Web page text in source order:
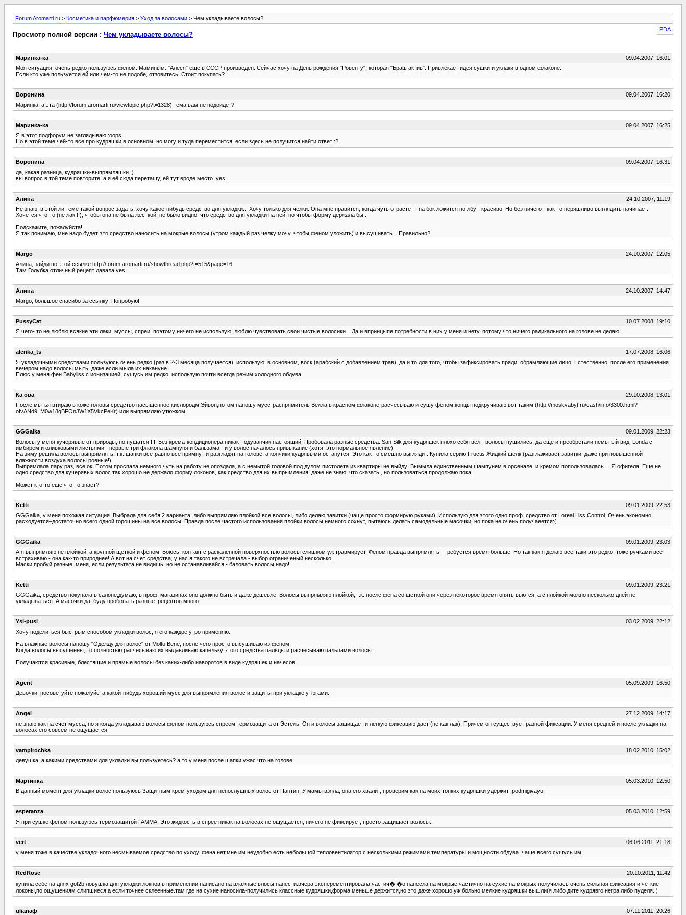
Forum Aromarti.ru > Косметика и парфюмерия > Уход за волосами > Чем укладываете волосы?
PDA
Просмотр полной версии : Чем укладываете волосы?
Маринка-ка
09.04.2007, 16:01
Моя ситуация: очень редко пользуюсь феном. Маминым. "Алеся" еще в СССР произведен. Сейчас хочу на День рождения "Ровенту", которая "Браш актив". Привлекает идея сушки и уклаки в одном флаконе.
Если кто уже пользуется ей или чем-то не подобе, отзовитесь. Стоит покупать?
Воронина
09.04.2007, 16:20
Маринка, а эта (http://forum.aromarti.ru/viewtopic.php?t=1328) тема вам не подойдет?
Маринка-ка
09.04.2007, 16:25
Я в этот подфорум не заглядываю :oops: .
Но в этой теме чей-то все про кудряшки в основном, но могу и туда переместится, если здесь не получится найти ответ :? .
Воронина
09.04.2007, 16:31
да, какая разница, кудряшки-выпрямляшки :)
вы вопрос в той теме повторите, а я её сюда перетащу, ей тут вроде место :yes:
Алина
24.10.2007, 11:19
Не знаю, в этой ли теме такой вопрос задать: хочу какое-нибудь средство для укладки... Хочу только для челки. Она мне нравится, когда чуть отрастет - на бок ложится по лбу - красиво. Но без ничего - как-то неряшливо выглядить начинает.
Хочется что-то (не лак!!!), чтобы она не была жесткой, не было видно, что средство для укладки на ней, но чтобы форму держала бы...
Подскажите, пожалуйста!
Я так понимаю, мне надо будет это средство наносить на мокрые волосы (утром каждый раз челку мочу, чтобы феном уложить) и высушивать... Правильно?
Margo
24.10.2007, 12:05
Алина, зайди по этой ссылке http://forum.aromarti.ru/showthread.php?t=515&page=16
Там Голубка отличный рецепт давала:yes:
Алина
24.10.2007, 14:47
Margo, большое спасибо за ссылку! Попробую!
PussyCat
10.07.2008, 19:10
Я чего- то не люблю всякие эти лаки, муссы, спреи, поэтому ничего не использую, люблю чувствовать свои чистые волосики... Да и впринцыпе потребности в них у меня и нету, потому что ничего радикального на голове не делаю...
alenka_ts
17.07.2008, 16:06
Я укладочными средствами пользуюсь очень редко (раз в 2-3 месяца получается), использую, в основном, воск (арабский с добавлением трав), да и то для того, чтобы зафиксировать пряди, обрамляющие лицо. Естественно, после его применения
вечером надо волосы мыть, даже если мыла их накануне.
Плюс у меня фен Babyliss с ионизацией, сушусь им редко, использую почти всегда режим холодного обдува.
Ка ова
29.10.2008, 13:01
После мытья втираю в коже головы средство насыщенное кислородм Эйвон,потом наношу мусс-распрямитель Велла в красном флаконе-расчесываю и сушу феном,концы подкручиваю вот таким (http://moskvabyt.ru/cash/info/3300.html?
ofvANd9=M0w18qBFOnJW1X5VkcPeKr) или выпрямляю утюжком
GGGaika
09.01.2009, 22:23
Волосы у меня кучерявые от природы, но пушатся!!!!! Без крема-кондиционера никак - одуванчик настоящий! Пробовала разные средства: San Silk для кудряшек плохо себя вёл - волосы пушились, да еще и преобретали немытый вид. Londa с
имбирём и оливковыми листьями - первые три флакона шампуня и бальзама - и у волос началось привыкание (хотя, это нормальное явление)
На зиму решила волосы выпрямлять, т.к. шапки все-равно все примнут и разгладят на голове, а кончики кудрявыми останутся. Это как-то смешно выглядит. Купила серию Fructis Жидкий шелк (разглаживает завитки, даже при повышенной
влажности воздуха волосы ровные!)
Выпрямлала пару раз, все ок. Потом проспала немного,чуть на работу не опоздала, а с немытой головой под дулом пистолета из квартиры не выйду! Вымыла единственным шампунем в орсенале, и кремом попользовалась.... Я офигела! Еще не
одно средство для кучерявых волос так хорошо не держало форму локонов, как средство для их выпрымления! даже не знаю, что сказать., но пользоваться продолжаю пока.
Может кто-то еще что-то знает?
Ketti
09.01.2009, 22:53
GGGaika, у меня похожая ситуация. Выбрала для себя 2 варианта: либо выпрямляю плойкой все волосы, либо делаю завитки (чаще просто формирую руками). Использую для этого одно проф. средство от Loreal Liss Control. Очень экономно
расходуется–достаточно всего одной горошины на все волосы. Правда после частого использования плойки волосы немного сохнут, пытаюсь делать самодельные масочки, но пока не очень получаеется:(.
GGGaika
09.01.2009, 23:03
А я выпрямляю не плойкой, а крупной щеткой и феном. Боюсь, контакт с раскаленной поверхностью волосы слишком уж травмирует. Феном правда выпрямлять - требуется время больше. Но так как я делаю все-таки это редко, тоже ручками все
встряхиваю - она как-то природнее! А вот на счет средства, у нас я такого не встречала - выбор ограниченый несколько.
Маски пробуй разные, меня, если результата не видишь. но не останавливайся - баловать волосы надо!
Ketti
09.01.2009, 23:21
GGGaika, средство покупала в салоне;думаю, в проф. магазинах оно должно быть и даже дешевле. Волосы выпрямляю плойкой, т.к. после фена со щеткой они через некоторое время опять вьются, а с плойкой можно несколько дней не
укладываться. А масочки да, буду пробовать разные–рецептов много.
Ysi-pusi
03.02.2009, 22:12
Хочу поделиться быстрым способом укладки волос, я его каждое утро применяю.
На влажные волосы наношу "Одежду для волос" от Molto Bene, после чего просто высушиваю из феном.
Когда волосы высушенны, то полностью расчесываю их выдавливаю капельку этого средства пальцы и расчесываю пальцами волосы.
Получаются красивые, блестящие и прямые волосы без каких-либо наворотов в виде кудряшек и начесов.
Agent
05.09.2009, 16:50
Девочки, посоветуйте пожалуйста какой-нибудь хороший мусс для выпрямления волос и защиты при укладке утюгами.
Angel
27.12.2009, 14:17
не знаю как на счет мусса, но я когда укладываю волосы феном пользуюсь спреем термозащита от Эстель. Он и волосы защищает и легкую фиксацию дает (не как лак). Причем он существует разной фиксации. У меня средней и после укладки на
волосах его совсем не ощущается
vampirochka
18.02.2010, 15:02
девушка, а какими средствами для укладки вы пользуетесь? а то у меня после шапки ужас что на голове
Мартинка
05.03.2010, 12:50
В данный момент для укладки волос пользуюсь Защитным крем-уходом для непослущных волос от Пантин. У мамы взяла, она его хвалит, проверим как на моих тонких кудряшки удержит :podmigivayu:
esperanza
05.03.2010, 12:59
Я при сушке феном пользуюсь термозащитой ГАММА. Это жидкость в спрее никак на волосах не ощущается, ничего не фиксирует, просто защищает волосы.
vert
06.06.2011, 21:18
у меня тоже в качестве укладочного несмываемое средство по уходу. фена нет,мне им неудобно есть небольшой тепловентилятор с несколькими режимами температуры и мощности обдува ,чаще всего,сушусь им
RedRose
20.10.2011, 11:42
купила себе на днях got2b ловушка для укладки локнов,в применении написано на влажные влосы нанести.вчера эксперементировала,частич� �о нанесла на мокрые,частично на сухие.на мокрых получилась очень сильная фиксация и четкие
локоны,по ощущениям слипшиеся,а если точнее склеенные.там где на сухие наносила-получились классные кудряшки,форма меньше держится,но это даже хорошо,уж больно мелкие кудряшки вышли(я либо дите кудрявго негра,либо пуделя..)
ulianaф 07.11.2011, 20:26